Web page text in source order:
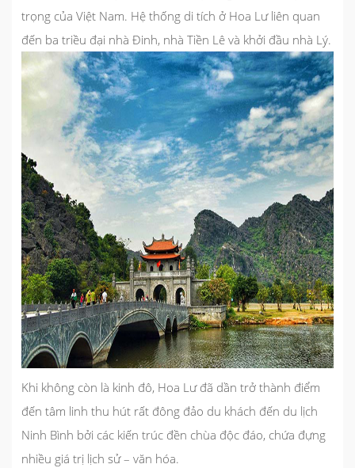
trọng của Việt Nam. Hệ thống di tích ở Hoa Lư liên quan
đến ba triều đại nhà Đinh, nhà Tiền Lê và khởi đầu nhà Lý.
Khi không còn là kinh đô, Hoa Lư đã dần trở thành điểm
đến tâm linh thu hút rất đông đảo du khách đến du lịch
Ninh Bình bởi các kiến trúc đền chùa độc đáo, chứa đựng
nhiều giá trị lịch sử – văn hóa.